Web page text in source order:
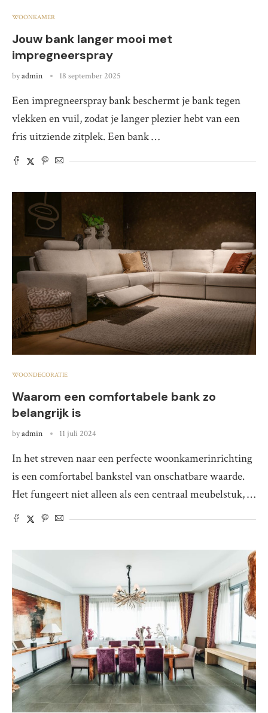
WOONKAMER
Jouw bank langer mooi met
impregneerspray
byadmin 18 september 2025
Een impregneerspray bank beschermt je bank tegen
vlekken en vuil, zodat je langer plezier hebt van een
fris uitziende zitplek. Een bank …
WOONDECORATIE
Waarom een comfortabele bank zo
belangrijk is
byadmin 11 juli 2024
In het streven naar een perfecte woonkamerinrichting
is een comfortabel bankstel van onschatbare waarde.
Het fungeert niet alleen als een centraal meubelstuk, …